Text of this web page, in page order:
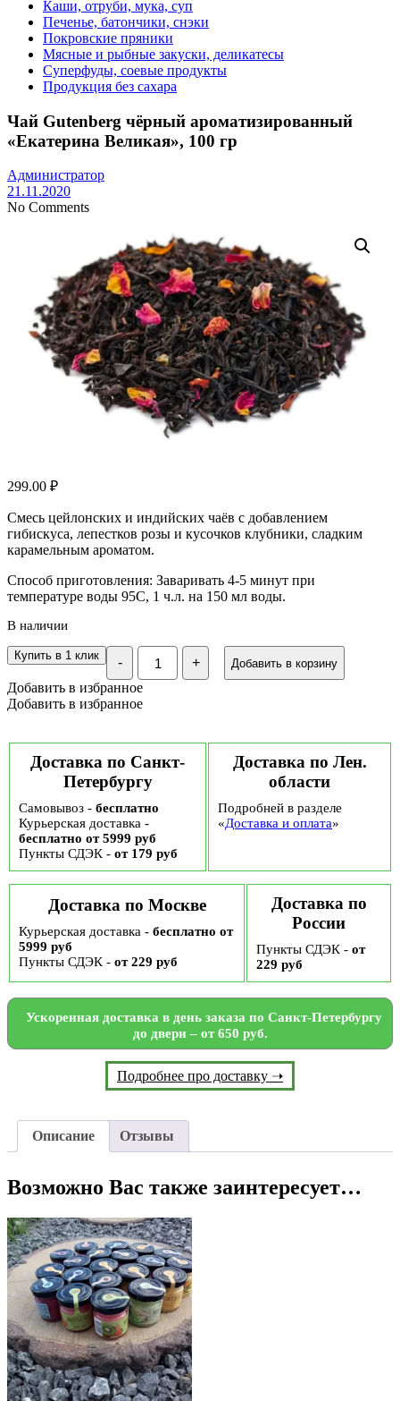
Каши, отруби, мука, суп
Печенье, батончики, снэки
Покровские пряники
Мясные и рыбные закуски, деликатесы
Суперфуды, соевые продукты
Продукция без сахара
Чай Gutenberg чёрный ароматизированный
«Екатерина Великая», 100 гр
Администратор
21.11.2020
No Comments
299.00 ₽
Смесь цейлонских и индийских чаёв с добавлением
гибискуса, лепестков розы и кусочков клубники, сладким
карамельным ароматом.
Способ приготовления: Заваривать 4-5 минут при
температуре воды 95C, 1 ч.л. на 150 мл воды.
В наличии
-
Количество
Чай
Gutenberg
чёрный
ароматизированный
гр
+ Добавить в корзину
Купить в 1 клик
Добавить в избранное
Добавить в избранное
Доставка по Санкт-
Петербургу
Самовывоз - бесплатно
Курьерская доставка -
бесплатно от 5999 руб
Пункты СДЭК - от 179 руб
Доставка по Лен.
области
Подробней в разделе
«Доставка и оплата»
Доставка по Москве
Курьерская доставка - бесплатно от
5999 руб
Пункты СДЭК - от 229 руб
Доставка по
России
Пункты СДЭК - от
229 руб
Ускоренная доставка в день заказа по Санкт-Петербургу
до двери – от 650 руб.
Подробнее про доставку ➝
Описание Отзывы
Возможно Вас также заинтересует…